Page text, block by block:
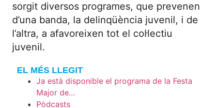
sorgit diversos programes, que prevenen
d’una banda, la delinqüència juvenil, i de
l’altra, a afavoreixen tot el col·lectiu
juvenil.
EL MÉS LLEGIT
Ja està disponible el programa de la Festa
Major de…
Pòdcasts